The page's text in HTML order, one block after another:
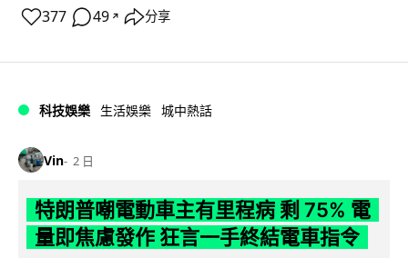
377 49 ↗ 分享
科技娛樂 生活娛樂 城中熱話
Vin 2 日
特朗普嘲電動車主有里程病 剩 75% 電
量即焦慮發作 狂言一手終結電車指令